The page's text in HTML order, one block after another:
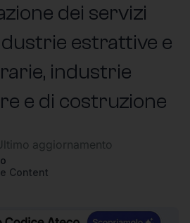
dei servizi
estrattive e
industrie
e di costruzione
aggiornamento
Content